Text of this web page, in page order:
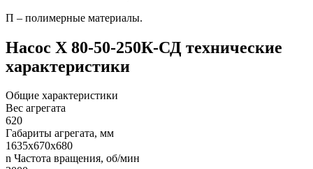
П – полимерные материалы.
Насос Х 80-50-250К-СД технические
характеристики
Общие характеристики
Вес агрегата
620
Габариты агрегата, мм
1635х670х680
n Частота вращения, об/мин